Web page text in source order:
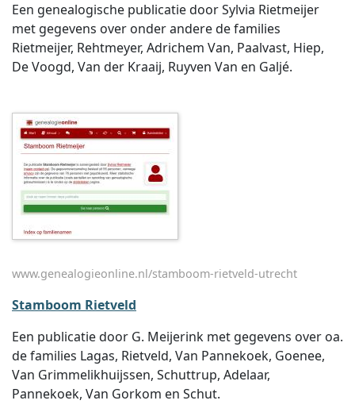
Een genealogische publicatie door Sylvia Rietmeijer
met gegevens over onder andere de families
Rietmeijer, Rehtmeyer, Adrichem Van, Paalvast, Hiep,
De Voogd, Van der Kraaij, Ruyven Van en Galjé.
www.genealogieonline.nl/stamboom-rietveld-utrecht
Stamboom Rietveld
Een publicatie door G. Meijerink met gegevens over oa.
de families Lagas, Rietveld, Van Pannekoek, Goenee,
Van Grimmelikhuijssen, Schuttrup, Adelaar,
Pannekoek, Van Gorkom en Schut.